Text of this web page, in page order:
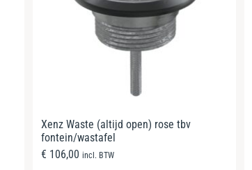
Xenz Waste (altijd open) rose tbv
fontein/wastafel
€ 106,00 incl. BTW